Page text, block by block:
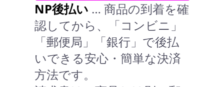
NP後払い … 商品の到着を確
認してから、「コンビニ」
「郵便局」「銀行」で後払
いできる安心・簡単な決済
方法です。